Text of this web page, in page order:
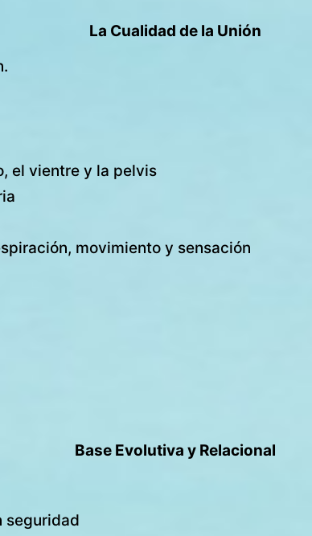
La Cualidad de la Unión
el vientre y la pelvis
movimiento y sensación
Base Evolutiva y Relacional
seguridad